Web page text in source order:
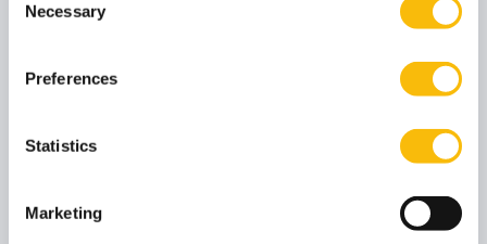
Selection
Necessary
Preferences
Statistics
Marketing